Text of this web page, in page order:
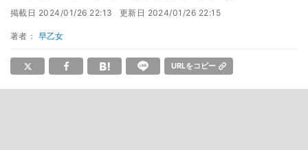
掲載日 2024/01/26 22:13 更新日 2024/01/26 22:15
著者： 早乙女
URLをコピー